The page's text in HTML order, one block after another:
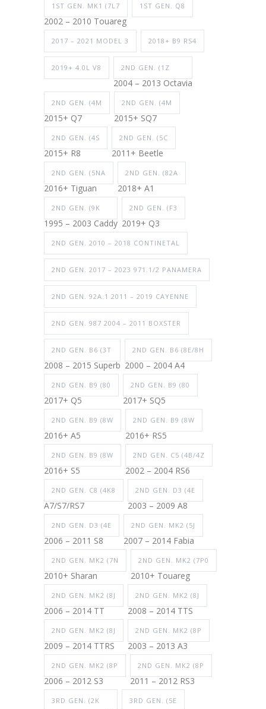
1ST GEN. MK1 (7L7
2002 – 2010 Touareg
1ST GEN. Q8
2017 – 2021 MODEL 3 2018+ B9 RS4
2019+ 4.0L V8 2ND GEN. (1Z
2004 – 2013 Octavia
2ND GEN. (4M
2015+ Q7
2ND GEN. (4M
2015+ SQ7
2ND GEN. (4S
2015+ R8
2ND GEN. (5C
2011+ Beetle
2ND GEN. (5NA
2016+ Tiguan
2ND GEN. (82A
2018+ A1
2ND GEN. (9K
1995 – 2003 Caddy
2ND GEN. (F3
2019+ Q3
2ND GEN. 2010 – 2018 CONTINETAL
2ND GEN. 2017 – 2023 971.1/2 PANAMERA
2ND GEN. 92A.1 2011 – 2019 CAYENNE
2ND GEN. 987 2004 – 2011 BOXSTER
2ND GEN. B6 (3T
2008 – 2015 Superb
2ND GEN. B6 (8E/8H
2000 – 2004 A4
2ND GEN. B9 (80
2017+ Q5
2ND GEN. B9 (80
2017+ SQ5
2ND GEN. B9 (8W
2016+ A5
2ND GEN. B9 (8W
2016+ RS5
2ND GEN. B9 (8W
2016+ S5
2ND GEN. C5 (4B/4Z
2002 – 2004 RS6
2ND GEN. C8 (4K8
A7/S7/RS7
2ND GEN. D3 (4E
2003 – 2009 A8
2ND GEN. D3 (4E
2006 – 2011 S8
2ND GEN. MK2 (5J
2007 – 2014 Fabia
2ND GEN. MK2 (7N
2010+ Sharan
2ND GEN. MK2 (7P0
2010+ Touareg
2ND GEN. MK2 (8J
2006 – 2014 TT
2ND GEN. MK2 (8J
2008 – 2014 TTS
2ND GEN. MK2 (8J
2009 – 2014 TTRS
2ND GEN. MK2 (8P
2003 – 2013 A3
2ND GEN. MK2 (8P
2006 – 2012 S3
2ND GEN. MK2 (8P
2011 – 2012 RS3
3RD GEN. (2K 3RD GEN. (5E